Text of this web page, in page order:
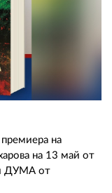
на
на 13 май от
ДУМА от
ПОЛЗВАНЕ
БИСКВИТКИТЕ
ЗА